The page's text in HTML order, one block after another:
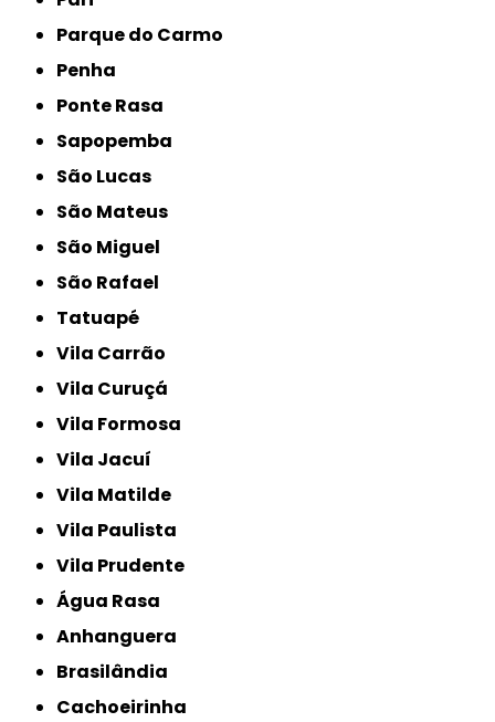
Parque do Carmo
Penha
Ponte Rasa
Sapopemba
São Lucas
São Mateus
São Miguel
São Rafael
Tatuapé
Vila Carrão
Vila Curuçá
Vila Formosa
Vila Jacuí
Vila Matilde
Vila Paulista
Vila Prudente
Água Rasa
Anhanguera
Brasilândia
Cachoeirinha